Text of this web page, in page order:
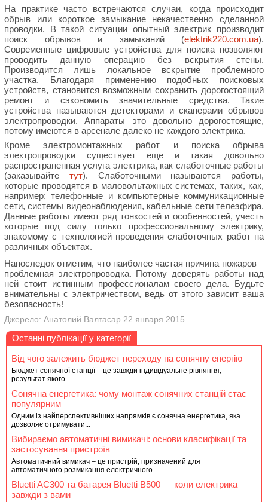
На практике часто встречаются случаи, когда происходит
обрыв или короткое замыкание некачественно сделанной
проводки. В такой ситуации опытный электрик производит
поиск обрывов и замыканий (elektrik220.com.ua).
Современные цифровые устройства для поиска позволяют
проводить данную операцию без вскрытия стены.
Производится лишь локальное вскрытие проблемного
участка. Благодаря применению подобных поисковых
устройств, становится возможным сохранить дорогостоящий
ремонт и сэкономить значительные средства. Такие
устройства называются детекторами и сканерами обрывов
электропроводки. Аппараты это довольно дорогостоящие,
потому имеются в арсенале далеко не каждого электрика.
Кроме электромонтажных работ и поиска обрыва
электропроводки существует еще и такая довольно
распространенная услуга электрика, как слаботочные работы
(заказывайте тут). Слаботочными называются работы,
которые проводятся в маловольтажных системах, таких, как,
например: телефонные и компьютерные коммуникационные
сети, системы видеонаблюдения, кабельные сети телеэфира.
Данные работы имеют ряд тонкостей и особенностей, учесть
которые под силу только профессиональному электрику,
знакомому с технологией проведения слаботочных работ на
различных объектах.
Напоследок отметим, что наиболее частая причина пожаров –
проблемная электропроводка. Потому доверять работы над
ней стоит истинным профессионалам своего дела. Будьте
внимательны с электричеством, ведь от этого зависит ваша
безопасность!
Джерело: Анатолий Валтасар 22 января 2015
Останні публікації у категорії
Від чого залежить бюджет переходу на сонячну енергію
Бюджет сонячної станції – це завжди індивідуальне рівняння,
результат якого...
Сонячна енергетика: чому монтаж сонячних станцій стає
популярним
Одним із найперспективніших напрямків є сонячна енергетика, яка
дозволяє отримувати...
Вибираємо автоматичні вимикачі: основи класифікації та
застосування пристроїв
Автоматичний вимикач – це пристрій, призначений для
автоматичного розмикання електричного...
Bluetti AC300 та батарея Bluetti B500 — коли електрика
завжди з вами